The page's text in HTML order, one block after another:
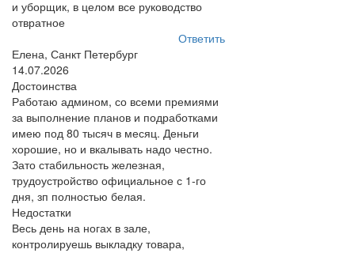
и уборщик, в целом все руководство
отвратное
Ответить
Елена, Санкт Петербург
14.07.2026
Достоинства
Работаю админом, со всеми премиями
за выполнение планов и подработками
имею под 80 тысяч в месяц. Деньги
хорошие, но и вкалывать надо честно.
Зато стабильность железная,
трудоустройство официальное с 1-го
дня, зп полностью белая.
Недостатки
Весь день на ногах в зале,
контролируешь выкладку товара,